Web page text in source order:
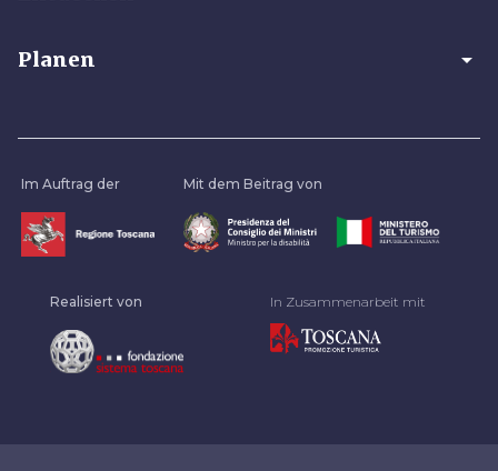
Planen arrow_drop_down
Im Auftrag der Mit dem Beitrag von
Realisiert von In Zusammenarbeit mit